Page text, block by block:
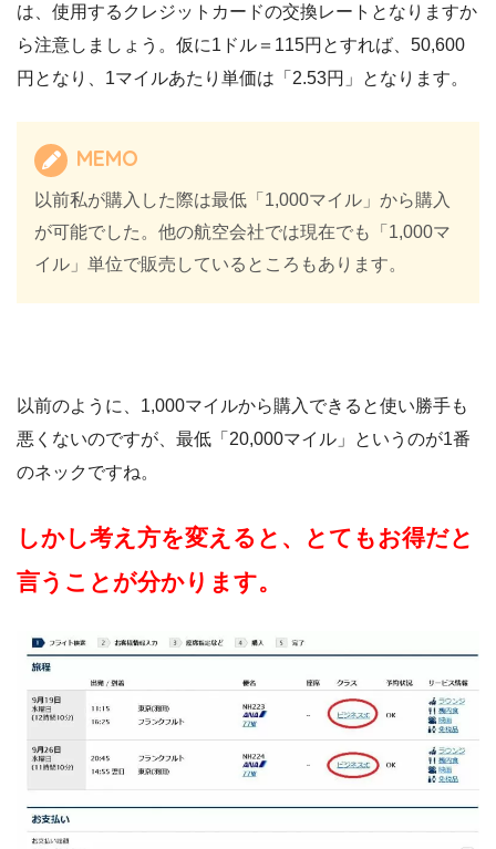
は、使用するクレジットカードの交換レートとなりますか
ら注意しましょう。仮に1ドル＝115円とすれば、50,600
円となり、1マイルあたり単価は「2.53円」となります。
MEMO
以前私が購入した際は最低「1,000マイル」から購入
が可能でした。他の航空会社では現在でも「1,000マ
イル」単位で販売しているところもあります。
以前のように、1,000マイルから購入できると使い勝手も
悪くないのですが、最低「20,000マイル」というのが1番
のネックですね。
しかし考え方を変えると、とてもお得だと
言うことが分かります。